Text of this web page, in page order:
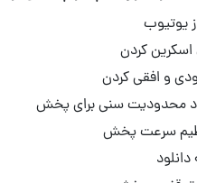
یوتیوب
اسکرین کردن
و افقی کردن
محدودیت سنی برای پخش
سرعت پخش